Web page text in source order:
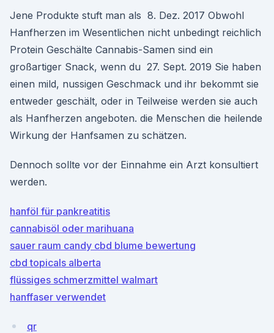
Jene Produkte stuft man als 8. Dez. 2017 Obwohl
Hanfherzen im Wesentlichen nicht unbedingt reichlich
Protein Geschälte Cannabis-Samen sind ein
großartiger Snack, wenn du 27. Sept. 2019 Sie haben
einen mild, nussigen Geschmack und ihr bekommt sie
entweder geschält, oder in Teilweise werden sie auch
als Hanfherzen angeboten. die Menschen die heilende
Wirkung der Hanfsamen zu schätzen.
Dennoch sollte vor der Einnahme ein Arzt konsultiert
werden.
hanföl für pankreatitis
cannabisöl oder marihuana
sauer raum candy cbd blume bewertung
cbd topicals alberta
flüssiges schmerzmittel walmart
hanffaser verwendet
qr